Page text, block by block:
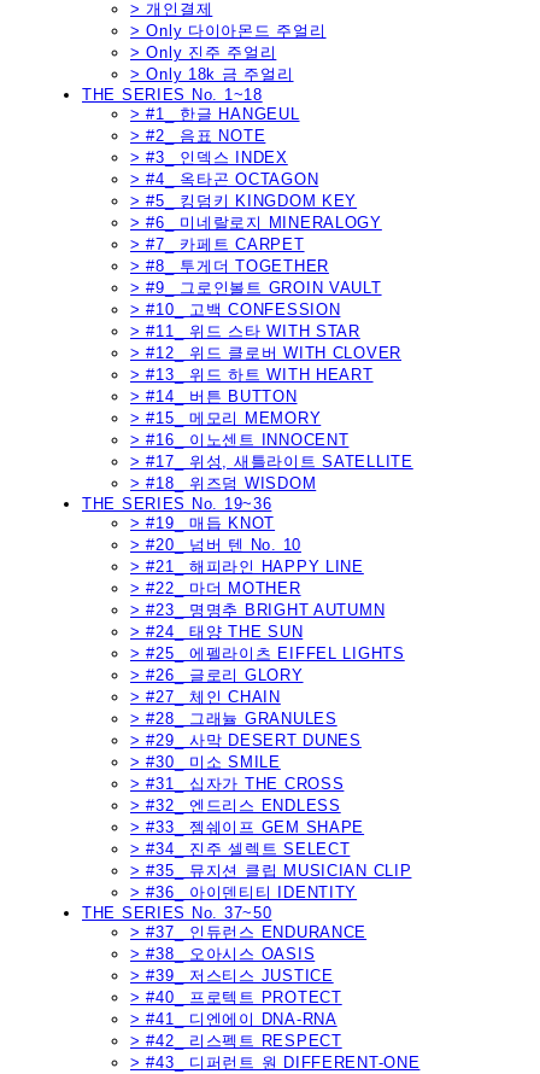
> 개인결제
> Only 다이아몬드 주얼리
> Only 진주 주얼리
> Only 18k 금 주얼리
THE SERIES No. 1~18
> #1_ 한글 HANGEUL
> #2_ 음표 NOTE
> #3_ 인덱스 INDEX
> #4_ 옥타곤 OCTAGON
> #5_ 킹덤키 KINGDOM KEY
> #6_ 미네랄로지 MINERALOGY
> #7_ 카페트 CARPET
> #8_ 투게더 TOGETHER
> #9_ 그로인볼트 GROIN VAULT
> #10_ 고백 CONFESSION
> #11_ 위드 스타 WITH STAR
> #12_ 위드 클로버 WITH CLOVER
> #13_ 위드 하트 WITH HEART
> #14_ 버튼 BUTTON
> #15_ 메모리 MEMORY
> #16_ 이노센트 INNOCENT
> #17_ 위성, 새틀라이트 SATELLITE
> #18_ 위즈덤 WISDOM
THE SERIES No. 19~36
> #19_ 매듭 KNOT
> #20_ 넘버 텐 No. 10
> #21_ 해피라인 HAPPY LINE
> #22_ 마더 MOTHER
> #23_ 명명추 BRIGHT AUTUMN
> #24_ 태양 THE SUN
> #25_ 에펠라이츠 EIFFEL LIGHTS
> #26_ 글로리 GLORY
> #27_ 체인 CHAIN
> #28_ 그래뉼 GRANULES
> #29_ 사막 DESERT DUNES
> #30_ 미소 SMILE
> #31_ 십자가 THE CROSS
> #32_ 엔드리스 ENDLESS
> #33_ 젬쉐이프 GEM SHAPE
> #34_ 진주 셀렉트 SELECT
> #35_ 뮤지션 클립 MUSICIAN CLIP
> #36_ 아이덴티티 IDENTITY
THE SERIES No. 37~50
> #37_ 인듀런스 ENDURANCE
> #38_ 오아시스 OASIS
> #39_ 저스티스 JUSTICE
> #40_ 프로텍트 PROTECT
> #41_ 디엔에이 DNA-RNA
> #42_ 리스펙트 RESPECT
> #43_ 디퍼런트 원 DIFFERENT-ONE